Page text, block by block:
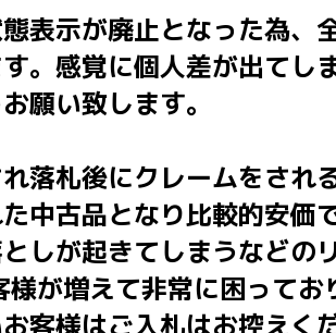
表示が廃止となった為、
。感覚に個人差が出てし
願い致します。
落札後にクレームをされ
中古品となり比較的安価
しが起きてしまうなどの
が増えて非常に困ってお
客様はご入札はお控えく